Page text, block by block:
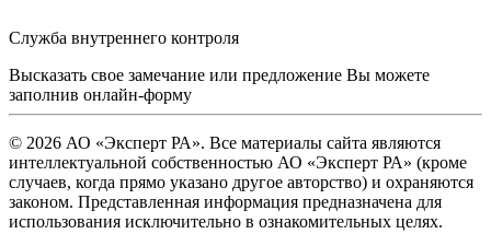
Служба внутреннего контроля
Высказать свое замечание или предложение Вы можете
заполнив онлайн-форму
© 2026 АО «Эксперт РА». Все материалы сайта являются
интеллектуальной собственностью АО «Эксперт РА» (кроме
случаев, когда прямо указано другое авторство) и охраняются
законом. Представленная информация предназначена для
использования исключительно в ознакомительных целях.